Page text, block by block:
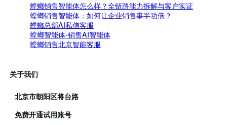
螳螂销售智能体怎么样？全链路能力拆解与客户实证
螳螂销售智能体：如何让企业销售事半功倍？
螳螂总部AI私信客服
螳螂智能体-销售AI智能体
螳螂销售北京智能客服
关于我们
北京市朝阳区将台路
免费开通试用账号